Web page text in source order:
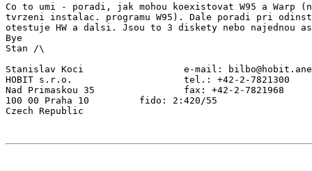
Co to umi - poradi, jak mohou koexistovat W95 a Warp
tvrzeni instalac. programu W95). Dale poradi pri
otestuje HW a dalsi. Jsou to 3 diskety nebo najednou
Bye
Stan /\
Stanislav Koci                  e-mail:
HOBIT s.r.o.                    tel.: +42-2-7821300
Nad Primaskou 35                fax: +42-2-7821968
100 00 Praha 10         fido: 2:420/55